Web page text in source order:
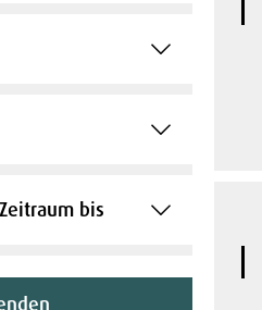
Zeitraum bis